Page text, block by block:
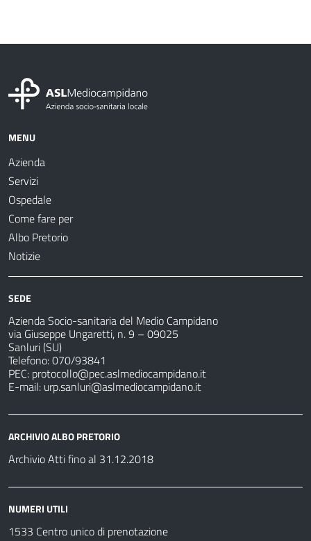
MENU
Azienda
Servizi
Ospedale
Come fare per
Albo Pretorio
Notizie
SEDE
Azienda Socio-sanitaria del Medio Campidano
via Giuseppe Ungaretti, n. 9 – 09025
Sanluri (SU)
Telefono: 070/93841
PEC: protocollo@pec.aslmediocampidano.it
E-mail: urp.sanluri@aslmediocampidano.it
ARCHIVIO ALBO PRETORIO
Archivio Atti fino al 31.12.2018
NUMERI UTILI
1533 Centro unico di prenotazione